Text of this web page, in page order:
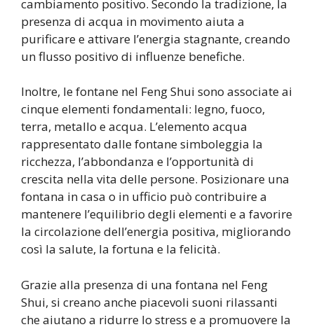
cambiamento positivo. Secondo la tradizione, la
presenza di acqua in movimento aiuta a
purificare e attivare l’energia stagnante, creando
un flusso positivo di influenze benefiche.
Inoltre, le fontane nel Feng Shui sono associate ai
cinque elementi fondamentali: legno, fuoco,
terra, metallo e acqua. L’elemento acqua
rappresentato dalle fontane simboleggia la
ricchezza, l’abbondanza e l’opportunità di
crescita nella vita delle persone. Posizionare una
fontana in casa o in ufficio può contribuire a
mantenere l’equilibrio degli elementi e a favorire
la circolazione dell’energia positiva, migliorando
così la salute, la fortuna e la felicità.
Grazie alla presenza di una fontana nel Feng
Shui, si creano anche piacevoli suoni rilassanti
che aiutano a ridurre lo stress e a promuovere la